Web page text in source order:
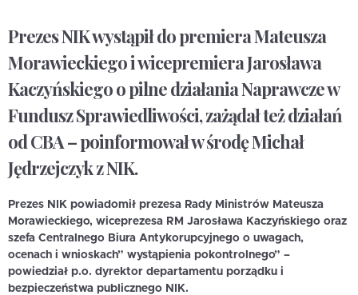
Prezes NIK wystąpił do premiera Mateusza
Morawieckiego i wicepremiera Jarosława
Kaczyńskiego o pilne działania Naprawcze w
Fundusz Sprawiedliwości, zażądał też działań
od CBA – poinformował w środę Michał
Jędrzejczyk z NIK.
Prezes NIK powiadomił prezesa Rady Ministrów Mateusza
Morawieckiego, wiceprezesa RM Jarosława Kaczyńskiego oraz
szefa Centralnego Biura Antykorupcyjnego o uwagach,
ocenach i wnioskach” wystąpienia pokontrolnego” –
powiedział p.o. dyrektor departamentu porządku i
bezpieczeństwa publicznego NIK.